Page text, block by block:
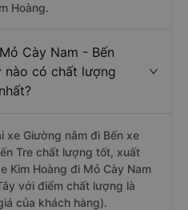
Hoàng.
Cày Nam - Bến
nào có chất lượng
xe Giường nằm đi Bến xe
Tre chất lượng tốt, xuất
Kim Hoàng đi Mỏ Cày Nam
với điểm chất lượng là
của khách hàng).